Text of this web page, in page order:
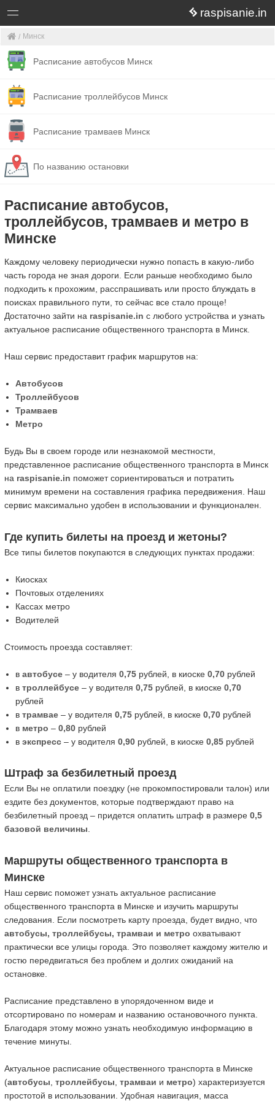
raspisanie.in
Минск
Расписание автобусов Минск
Расписание троллейбусов Минск
Расписание трамваев Минск
По названию остановки
Расписание автобусов,
троллейбусов, трамваев и метро в
Минске
Каждому человеку периодически нужно попасть в какую-либо
часть города не зная дороги. Если раньше необходимо было
подходить к прохожим, расспрашивать или просто блуждать в
поисках правильного пути, то сейчас все стало проще!
Достаточно зайти на raspisanie.in с любого устройства и узнать
актуальное расписание общественного транспорта в Минск.
Наш сервис предоставит график маршрутов на:
Автобусов
Троллейбусов
Трамваев
Метро
Будь Вы в своем городе или незнакомой местности,
представленное расписание общественного транспорта в Минск
на raspisanie.in поможет сориентироваться и потратить
минимум времени на составления графика передвижения. Наш
сервис максимально удобен в использовании и функционален.
Где купить билеты на проезд и жетоны?
Все типы билетов покупаются в следующих пунктах продажи:
Киосках
Почтовых отделениях
Кассах метро
Водителей
Стоимость проезда составляет:
в автобусе– у водителя 0,75 рублей, в киоске 0,70 рублей
в троллейбусе– у водителя 0,75 рублей, в киоске 0,70
рублей
в трамвае– у водителя 0,75 рублей, в киоске 0,70 рублей
в метро – 0,80рублей
в экспресс– у водителя 0,90 рублей, в киоске 0,85 рублей
Штраф за безбилетный проезд
Если Вы не оплатили поездку (не прокомпостировали талон) или
ездите без документов, которые подтверждают право на
безбилетный проезд – придется оплатить штраф в размере 0,5
базовой величины.
Маршруты общественного транспорта в
Минске
Наш сервис поможет узнать актуальное расписание
общественного транспорта в Минске и изучить маршруты
следования. Если посмотреть карту проезда, будет видно, что
автобусы, троллейбусы, трамваи и метро охватывают
практически все улицы города. Это позволяет каждому жителю и
гостю передвигаться без проблем и долгих ожиданий на
остановке.
Расписание представлено в упорядоченном виде и
отсортировано по номерам и названию остановочного пункта.
Благодаря этому можно узнать необходимую информацию в
течение минуты.
Актуальное расписание общественного транспорта в Минске
(автобусы троллейбусы трамваи и метро) характеризуется
простотой в использовании. Удобная навигация, масса